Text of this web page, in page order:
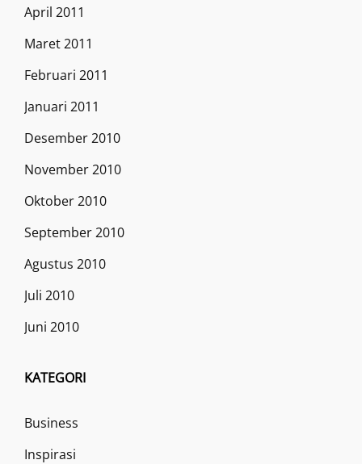
April 2011
Maret 2011
Februari 2011
Januari 2011
Desember 2010
November 2010
Oktober 2010
September 2010
Agustus 2010
Juli 2010
Juni 2010
KATEGORI
Business
Inspirasi